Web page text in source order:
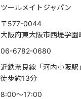
ツールメイトジャパン
〒577-0044
大阪府東大阪市西堤学
06-6782-0680
近鉄奈良線「河内小阪駅
徒歩約13分
8:00～17:00